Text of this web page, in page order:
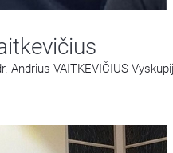
VAITKEVIČIUS